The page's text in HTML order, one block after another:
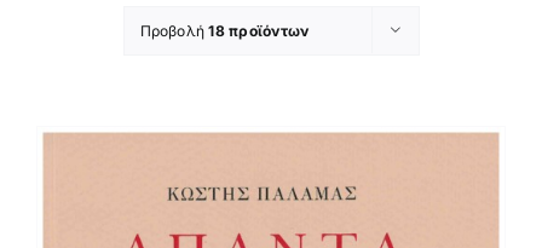
Προβολή18 προϊόντων